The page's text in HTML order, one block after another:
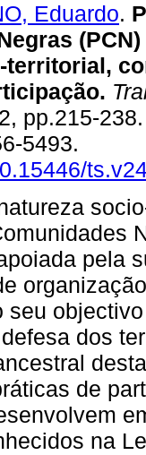
Eduardo.
territorial,
pp.215-
5493.
pela
seu
dos
de
na